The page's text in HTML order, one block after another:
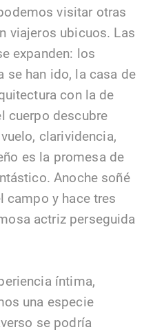
visitar otras
viajeros ubicuos. Las
expanden: los
se han ido, la casa de
con la de
cuerpo descubre
clarividencia,
es la promesa de
Anoche soñé
campo y hace tres
actriz perseguida
íntima,
una especie
se podría